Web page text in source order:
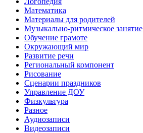
Математика
Материалы для родителей
Музыкально-ритмическое занятие
Обучение грамоте
Окружающий мир
Развитие речи
Региональный компонент
Рисование
Сценарии праздников
Управление ДОУ
Физкультура
Разное
Аудиозаписи
Видеозаписи